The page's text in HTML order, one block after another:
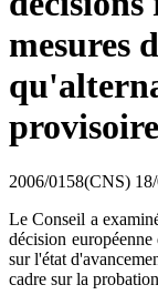
mesures
2006/0158(CNS)
Le Conseil a
décision
sur l'état
cadre sur la